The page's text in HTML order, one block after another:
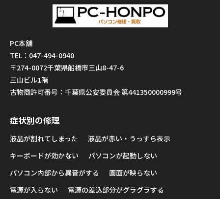
PC本舗
TEL：047-494-0940
〒274-0072千葉県船橋市三山8-47-6
三山ビル1階
古物商許可番号：千葉県公安委員会 第441350000999号
症状別の修理
液晶が割れてしまった
液晶が赤い・うっすら表示
キーボードが効かない
パソコンが起動しない
パソコン内部から異音がする
画面が映らない
電源が入らない
電源の差込部分がグラグラする